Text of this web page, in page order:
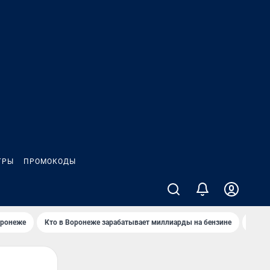
ПРОМОКОДЫ
Кто в Воронеже зарабатывает миллиарды на бензине